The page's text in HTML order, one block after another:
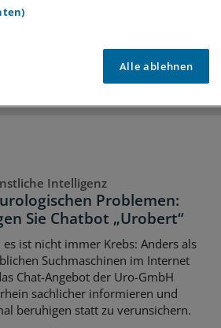
Berichte und Kommentare
für den Zugang
Intelligenz
Problemen:
Sie Chatbot „Urobert“
es ist nicht immer Krebs: Anders als
Suchmaschinen im Internet
Chat-Angebot der Uro-GmbH
sachlicher informieren und
beruhigen statt zu verunsichern.
Alle ablehnen